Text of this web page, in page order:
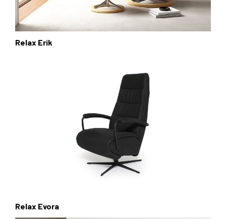
Relax Erik
Relax Evora